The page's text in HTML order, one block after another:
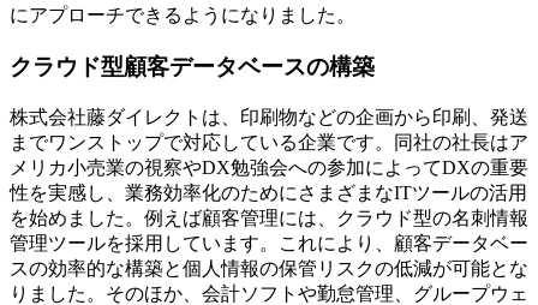
にアプローチできるようになりました。
クラウド型顧客データベースの構築
株式会社藤ダイレクトは、印刷物などの企画から印刷、発送
までワンストップで対応している企業です。同社の社長はア
メリカ小売業の視察やDX勉強会への参加によってDXの重要
性を実感し、業務効率化のためにさまざまなITツールの活用
を始めました。例えば顧客管理には、クラウド型の名刺情報
管理ツールを採用しています。これにより、顧客データベー
スの効率的な構築と個人情報の保管リスクの低減が可能とな
りました。そのほか、会計ソフトや勤怠管理、グループウェ